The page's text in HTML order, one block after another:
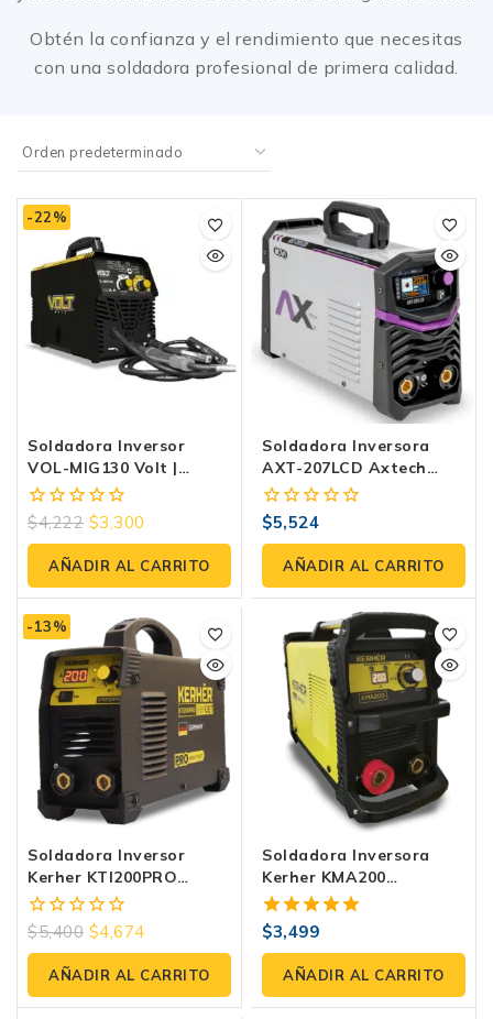
Obtén la confianza y el rendimiento que necesitas
con una soldadora profesional de primera calidad.
-22%
Soldadora Inversor
VOL-MIG130 Volt |
Multiprocesos 3 En 1
0
fuera
5
$4,222 $3,300
AÑADIR AL CARRITO
Soldadora Inversora
AXT-207LCD Axtech
Electrodo Y TIG LIFT Bi-
Voltaje
0
fuera
5
$5,524
AÑADIR AL CARRITO
-13%
Soldadora Inversor
Kerher KTI200PRO
Electrodo TIG 200 Amp –
Inverter Profesional
0
fuera
5
$5,400 $4,674
AÑADIR AL CARRITO
Soldadora Inversora
Kerher KMA200
Electrodo De 200
Amperes Bivoltaje
110V/220V IGBT
5.00
fuera de 5
$3,499
AÑADIR AL CARRITO